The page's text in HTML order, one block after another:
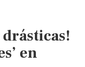
drásticas!
en